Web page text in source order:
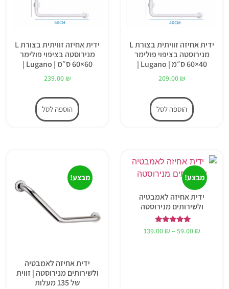
ידית אחיזה זוויתית בצורת L
מנירוסטה בציפוי פולימר
40×60 ס״מ | Lugano |
209.00 ₪
הוספה לסל
ידית אחיזה זוויתית בצורת L
מנירוסטה בציפוי פולימר
60×60 ס״מ | Lugano |
239.00 ₪
הוספה לסל
מבצע!
ידית אחיזה לאמבטיה
ולשירותים מנירוסטה
דורג
5.00
59.00 ₪
–
139.00 ₪
מבצע!
ידית אחיזה לאמבטיה
ולשירותים מנירוסטה | זווית
של 135 מעלות